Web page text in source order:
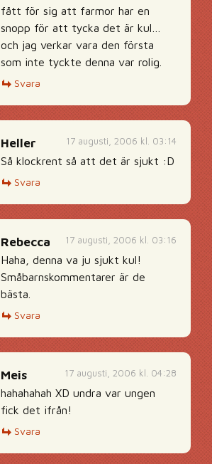
fått för sig att farmor har en
snopp för att tycka det är kul…
och jag verkar vara den första
som inte tyckte denna var rolig.
Svara
17 augusti, 2006 kl. 03:14
Heller
Så klockrent så att det är sjukt :D
Svara
17 augusti, 2006 kl. 03:16
Rebecca
Haha, denna va ju sjukt kul!
Småbarnskommentarer är de
bästa.
Svara
17 augusti, 2006 kl. 04:28
Meis
hahahahah XD undra var ungen
fick det ifrån!
Svara